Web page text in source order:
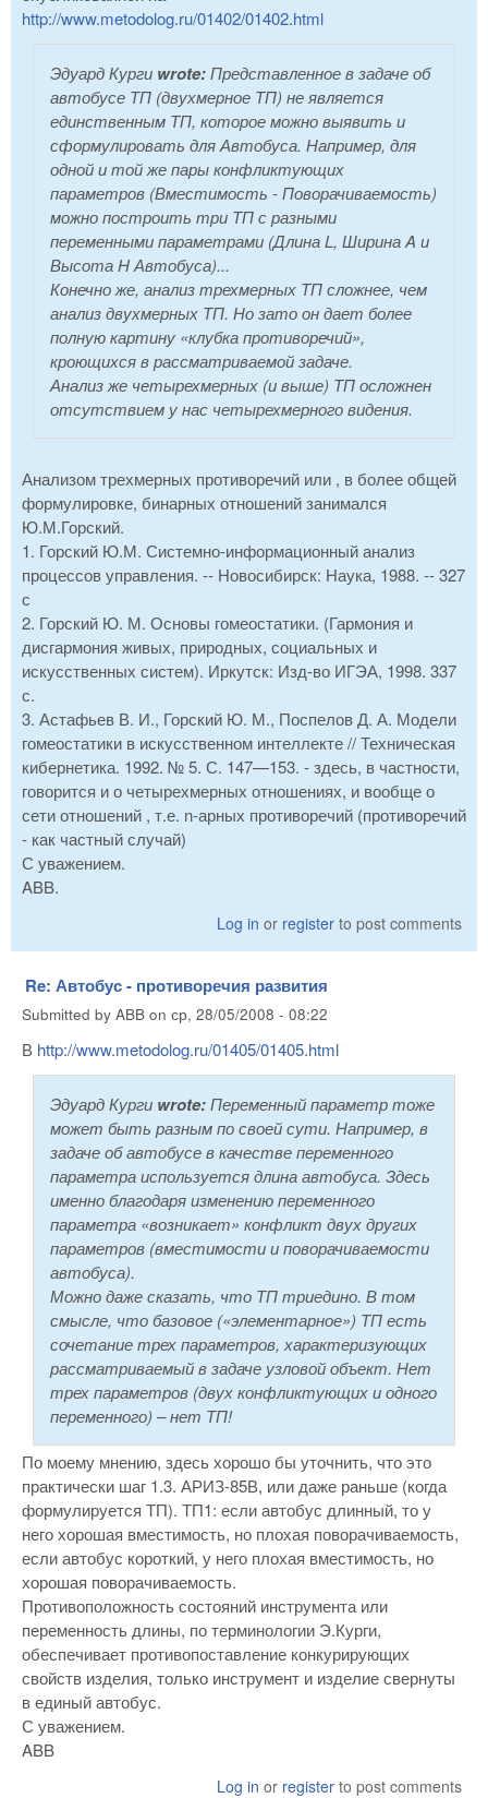
http://www.metodolog.ru/01402/01402.html
Эдуард Курги wrote:Представленное в задаче об
автобусе ТП (двухмерное ТП) не является
единственным ТП, которое можно выявить и
сформулировать для Автобуса. Например, для
одной и той же пары конфликтующих
параметров (Вместимость - Поворачиваемость)
можно построить три ТП с разными
переменными параметрами (Длина L, Ширина A и
Высота H Автобуса)...
Конечно же, анализ трехмерных ТП сложнее, чем
анализ двухмерных ТП. Но зато он дает более
полную картину «клубка противоречий»,
кроющихся в рассматриваемой задаче.
Анализ же четырехмерных (и выше) ТП осложнен
отсутствием у нас четырехмерного видения.
Анализом трехмерных противоречий или , в более общей
формулировке, бинарных отношений занимался
Ю.М.Горский.
1. Горский Ю.М. Системно-информационный анализ
процессов управления. -- Новосибирск: Наука, 1988. -- 327
с
2. Горский Ю. М. Основы гомеостатики. (Гармония и
дисгармония живых, природных, социальных и
искусственных систем). Иркутск: Изд-во ИГЭА, 1998. 337
с.
3. Астафьев В. И., Горский Ю. М., Поспелов Д. А. Модели
гомеостатики в искусственном интеллекте // Техническая
кибернетика. 1992. № 5. С. 147—153. - здесь, в частности,
говорится и о четырехмерных отношениях, и вообще о
сети отношений , т.е. n-арных противоречий (противоречий
- как частный случай)
С уважением.
ABB.
Log in or register to post comments
Re: Автобус - противоречия развития
Submitted by ABB on ср, 28/05/2008 - 08:22
В http://www.metodolog.ru/01405/01405.html
Эдуард Курги wrote:Переменный параметр тоже
может быть разным по своей сути. Например, в
задаче об автобусе в качестве переменного
параметра используется длина автобуса. Здесь
именно благодаря изменению переменного
параметра «возникает» конфликт двух других
параметров (вместимости и поворачиваемости
автобуса).
Можно даже сказать, что ТП триедино. В том
смысле, что базовое («элементарное») ТП есть
сочетание трех параметров, характеризующих
рассматриваемый в задаче узловой объект. Нет
трех параметров (двух конфликтующих и одного
переменного) – нет ТП!
По моему мнению, здесь хорошо бы уточнить, что это
практически шаг 1.3. АРИЗ-85В, или даже раньше (когда
формулируется ТП). ТП1: если автобус длинный, то у
него хорошая вместимость, но плохая поворачиваемость,
если автобус короткий, у него плохая вместимость, но
хорошая поворачиваемость.
Противоположность состояний инструмента или
переменность длины, по терминологии Э.Курги,
обеспечивает противопоставление конкурирующих
свойств изделия, только инструмент и изделие свернуты
в единый автобус.
С уважением.
ABB
Log in or register to post comments